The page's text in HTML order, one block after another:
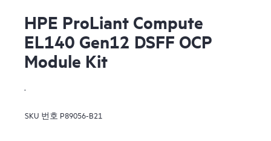
HPE ProLiant Compute
EL140 Gen12 DSFF OCP
Module Kit
.
SKU 번호 P89056-B21